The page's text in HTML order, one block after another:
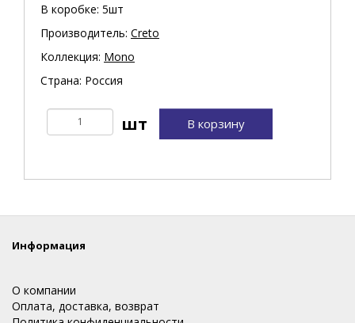
В коробке: 5шт
Производитель: Creto
Коллекция: Mono
Страна: Россия
В корзину
Информация
О компании
Оплата, доставка, возврат